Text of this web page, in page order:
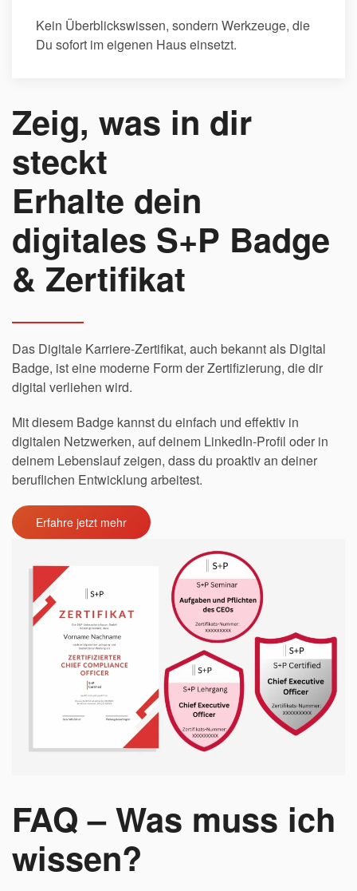
Kein Überblickswissen, sondern Werkzeuge, die
Du sofort im eigenen Haus einsetzt.
Zeig, was in dir
steckt
Erhalte dein
digitales S+P Badge
& Zertifikat
Das Digitale Karriere-Zertifikat, auch bekannt als Digital
Badge, ist eine moderne Form der Zertifizierung, die dir
digital verliehen wird.
Mit diesem Badge kannst du einfach und effektiv in
digitalen Netzwerken, auf deinem LinkedIn-Profil oder in
deinem Lebenslauf zeigen, dass du proaktiv an deiner
beruflichen Entwicklung arbeitest.
Erfahre jetzt mehr
FAQ – Was muss ich
wissen?